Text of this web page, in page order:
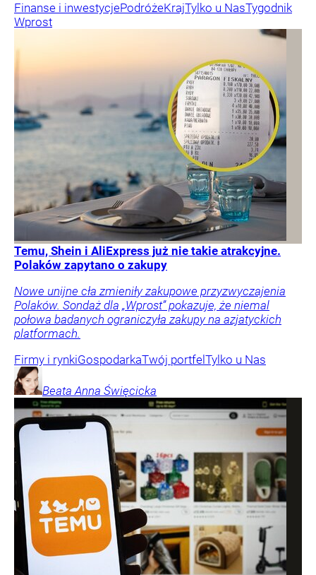
Finanse i inwestycjePodróżeKrajTylko u NasTygodnik
Wprost
Temu, Shein i AliExpress już nie takie atrakcyjne.
Polaków zapytano o zakupy
Nowe unijne cła zmieniły zakupowe przyzwyczajenia
Polaków. Sondaż dla „Wprost” pokazuje, że niemal
połowa badanych ograniczyła zakupy na azjatyckich
platformach.
Firmy i rynkiGospodarkaTwój portfel Tylko u Nas
Beata Anna Święcicka